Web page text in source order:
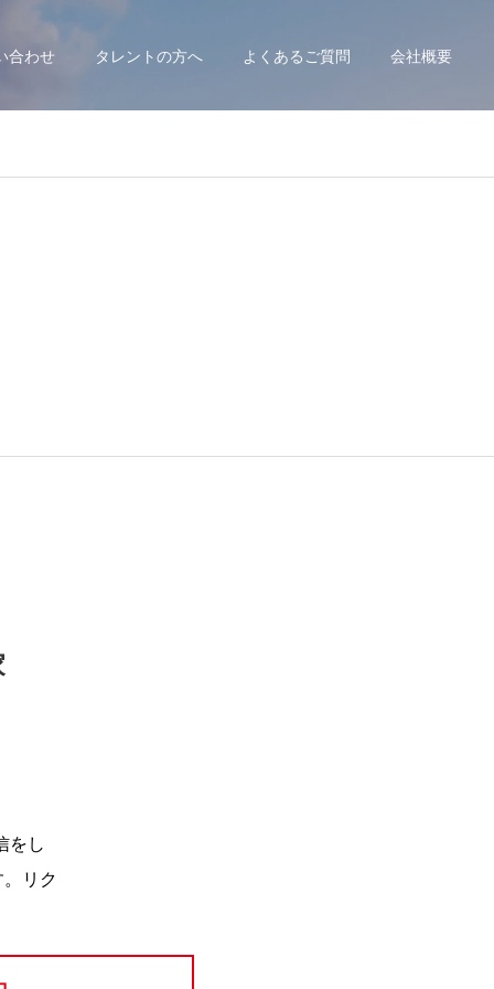
合わせ タレントの方へ よくあるご質問 会社概要
をし
リク